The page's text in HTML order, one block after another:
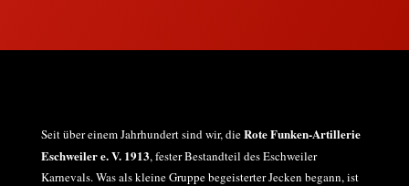
Seit über einem Jahrhundert sind wir, dieRote Funken-Artillerie
Eschweiler e. V. 1913, fester Bestandteil des Eschweiler
Karnevals. Was als kleine Gruppe begeisterter Jecken begann, ist